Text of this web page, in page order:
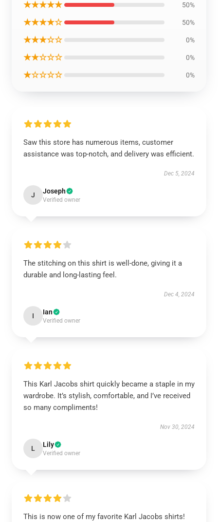
★★★★★ 50%
★★★★☆ 50%
★★★☆☆ 0%
★★☆☆☆ 0%
★☆☆☆☆ 0%
Saw this store has numerous items, customer
assistance was top-notch, and delivery was efficient.
Dec 5, 2024
J Joseph
Verified owner
The stitching on this shirt is well-done, giving it a
durable and long-lasting feel.
Dec 4, 2024
I Ian
Verified owner
This Karl Jacobs shirt quickly became a staple in my
wardrobe. It’s stylish, comfortable, and I’ve received
so many compliments!
Nov 30, 2024
L Lily
Verified owner
This is now one of my favorite Karl Jacobs shirts!